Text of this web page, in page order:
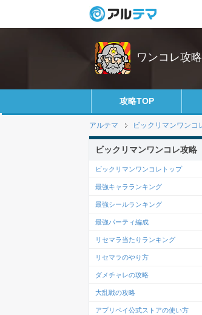
ワンコレ攻
攻略TOP
アルテマ ビックリマンワンコ
ビックリマンワンコレ攻略
ビックリマンワンコレトップ
最強キャラランキング
最強シールランキング
最強パーティ編成
リセマラ当たりランキング
リセマラのやり方
ダメチャレの攻略
大乱戦の攻略
アプリペイ公式ストアの使い方